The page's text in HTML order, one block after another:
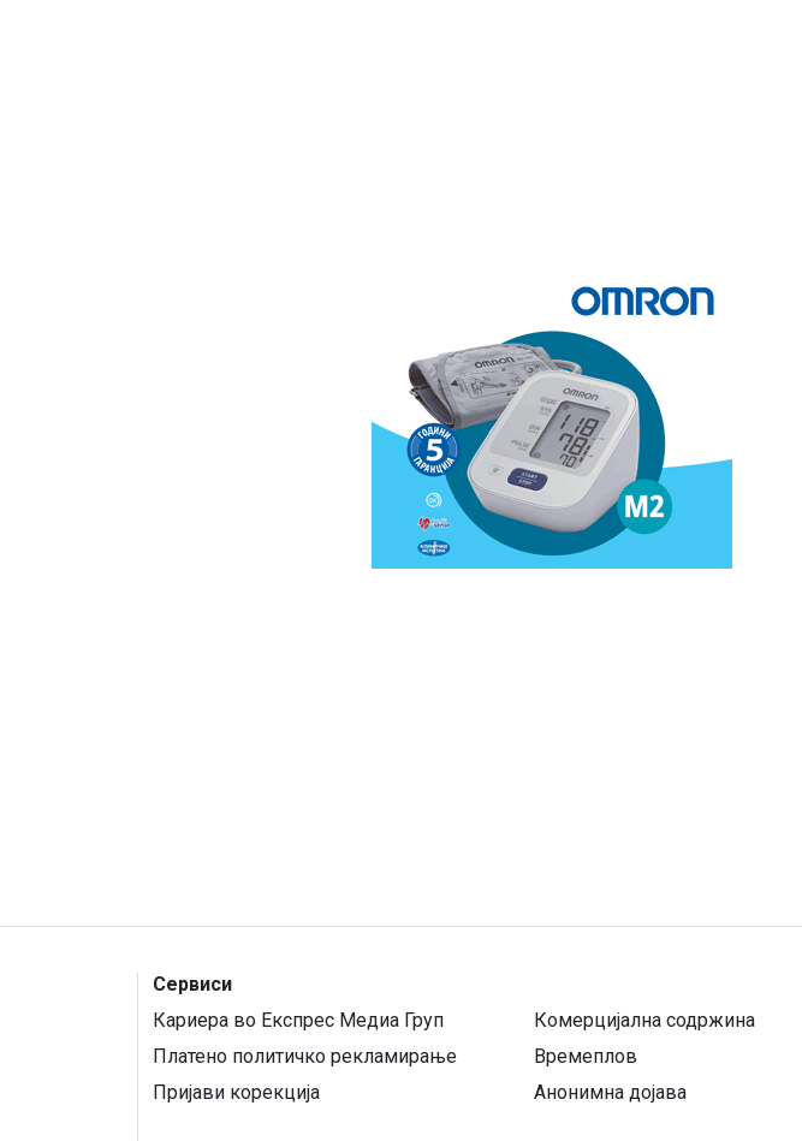
Сервиси
Кариера во Експрес Медиа Груп
Комерцијална содржина
Платено политичко рекламирање
Времеплов
Пријави корекција
Анонимна дојава